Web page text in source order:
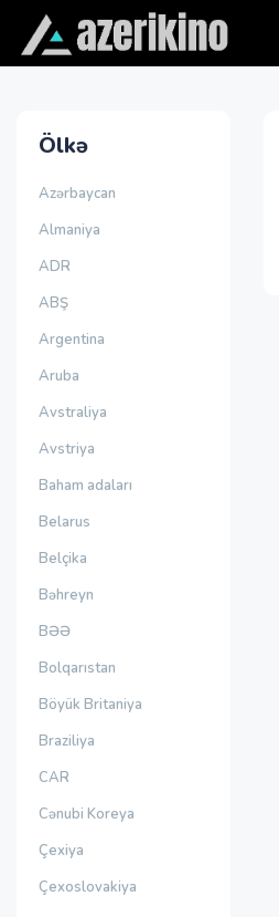
Ölkə
Azərbaycan
Almaniya
ADR
ABŞ
Argentina
Aruba
Avstraliya
Avstriya
Baham adaları
Belarus
Belçika
Bəhreyn
BƏƏ
Bolqarıstan
Böyük Britaniya
Braziliya
CAR
Cənubi Koreya
Çexiya
Çexoslovakiya